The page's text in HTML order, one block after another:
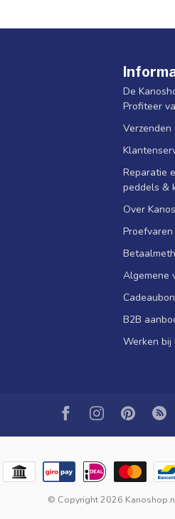
De
Profiteer
Reparatie
peddels &
Over
Proefvaren
Algemene
B2B
Werken bij
© Copyright 2026